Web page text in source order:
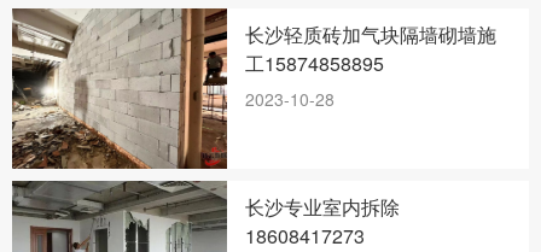
长沙轻质砖加气块隔墙砌墙施
工15874858895
2023-10-28
长沙专业室内拆除
18608417273